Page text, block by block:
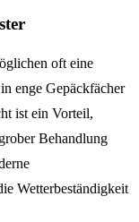
oft eine
enge Gepäckfächer
ist ein Vorteil,
Behandlung
Wetterbeständigkeit